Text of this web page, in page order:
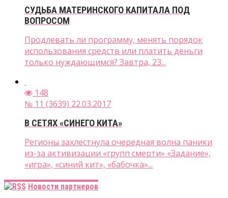
СУДЬБА МАТЕРИНСКОГО КАПИТАЛА ПОД
ВОПРОСОМ
Продлевать ли программу, менять порядок
использования средств или платить деньги
только нуждающимся? Завтра, 23...
148
№ 11 (3639) 22.03.2017
В СЕТЯХ «СИНЕГО КИТА»
Регионы захлестнула очередная волна паники
из-за активизации «групп смерти» «Задание»,
«игра», «синий кит», «бабочка»...
Новости партнеров